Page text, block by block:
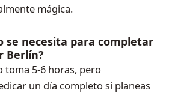
mágica.
se necesita para completar
Berlín?
toma 5-6 horas, pero
un día completo si planeas